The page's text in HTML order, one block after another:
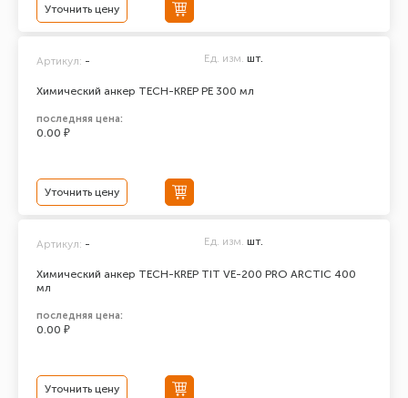
Уточнить цену
Химический анкер TECH-KREP PE 300 мл
Артикул: - Ед. изм. шт.
последняя цена:
0.00 ₽
Уточнить цену
Химический анкер TECH-KREP TIT VE-200 PRO ARCTIC 400
мл
Артикул: - Ед. изм. шт.
последняя цена:
0.00 ₽
Уточнить цену